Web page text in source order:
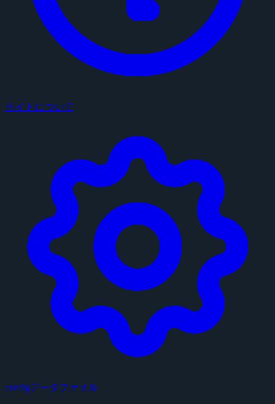
サイトについて
configデータファイル